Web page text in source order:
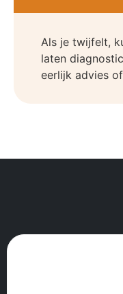
Als je twijfelt,
laten
eerlijk advies